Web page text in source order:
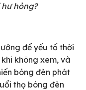
hỏng?
để yếu tố thời
không xem, và
bóng đèn phát
thọ bóng đèn